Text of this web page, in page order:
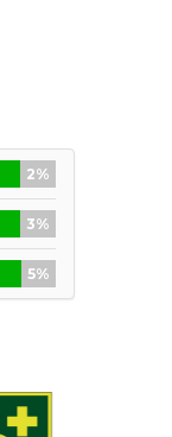
2%
3%
5%